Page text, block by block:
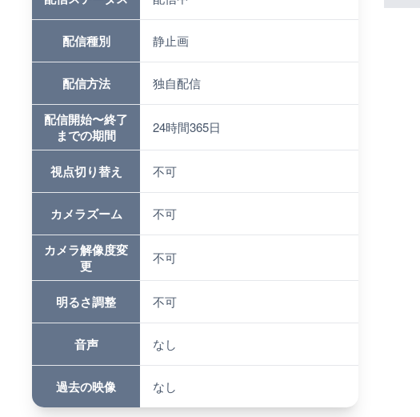
配信種別 静止画
配信方法 独自配信
配信開始〜終了
までの期間
24時間365日
視点切り替え 不可
カメラズーム 不可
カメラ解像度変
更
不可
明るさ調整 不可
音声 なし
過去の映像 なし